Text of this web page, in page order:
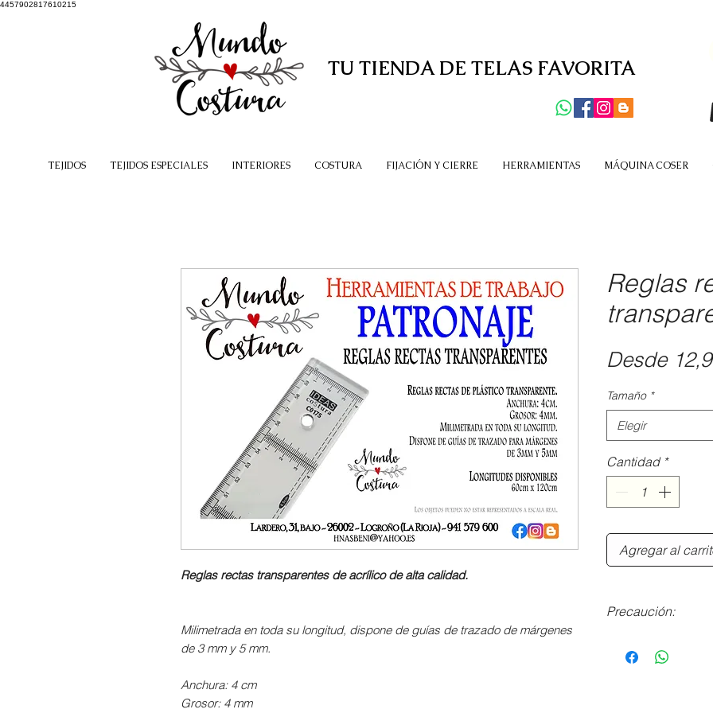
4457902817610215
TU TIENDA DE TELAS FAVORITA
TEJIDOS TEJIDOS ESPECIALES INTERIORES COSTURA FIJACIÓN Y CIERRE HERRAMIENTAS MÁQUINA COSER
Reglas rectas transparentes de acrílico de alta calidad.
Milimetrada en toda su longitud, dispone de guías de trazado de márgenes
de 3 mm y 5 mm.
Anchura: 4 cm
Grosor: 4 mm
Reglas
Desde
Tamaño *
Elegir
Cantidad *
Agregar al
Precaución:
circular, por